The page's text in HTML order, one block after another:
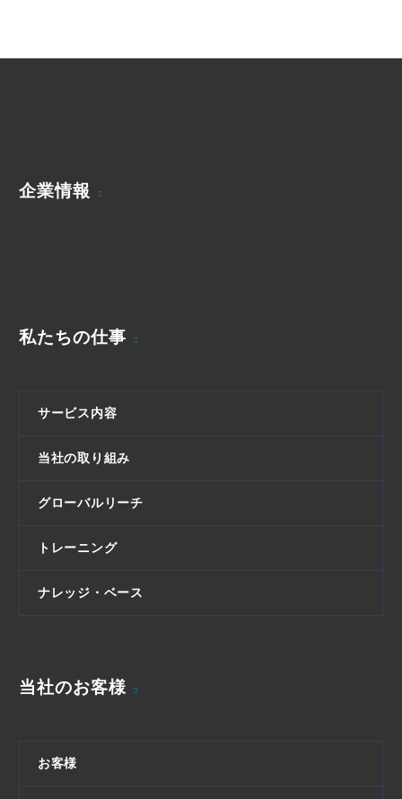
企業情報
私たちの仕事
サービス内容
当社の取り組み
グローバルリーチ
トレーニング
ナレッジ・ベース
当社のお客様
お客様